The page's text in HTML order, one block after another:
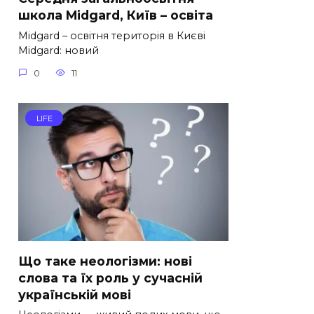
школа Midgard, Київ – освіта
Midgard – освітня територія в Києві
Midgard: новий
0 11
LIFE
Що таке неологізми: нові
слова та їх роль у сучасній
українській мові